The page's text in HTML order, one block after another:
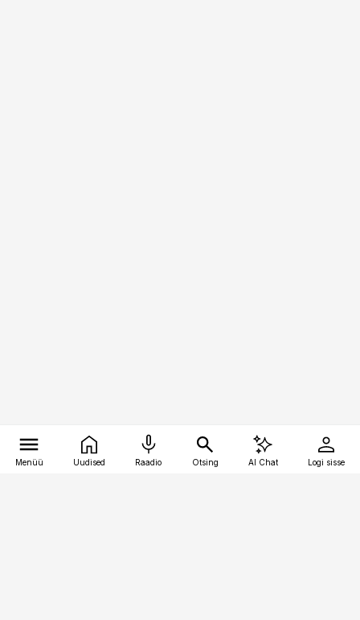
Menüü Uudised Raadio Otsing AI Chat Logi sisse